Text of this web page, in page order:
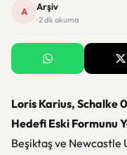
A Arşiv
· 2 dk okuma
Loris Karius, Schalke
Hedefi Eski Formunu
Beşiktaş ve